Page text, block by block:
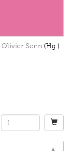
Olivier Senn (Hg.)